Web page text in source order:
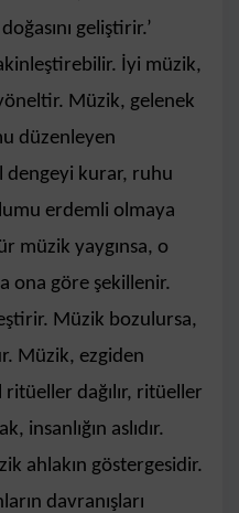
geliştirir.’
İyi müzik,
Müzik, gelenek
düzenleyen
dengeyi kurar, ruhu
erdemli olmaya
müzik yaygınsa, o
ona göre şekillenir.
Müzik bozulursa,
Müzik, ezgiden
dağılır, ritüeller
insanlığın aslıdır.
ahlakın göstergesidir.
davranışları